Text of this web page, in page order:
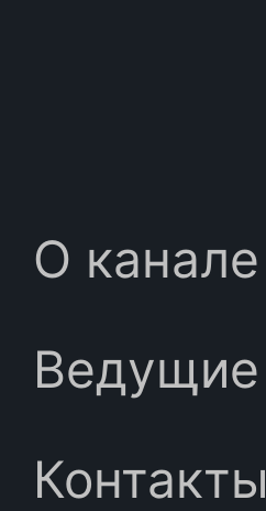
О канале
Ведущие
Контакты